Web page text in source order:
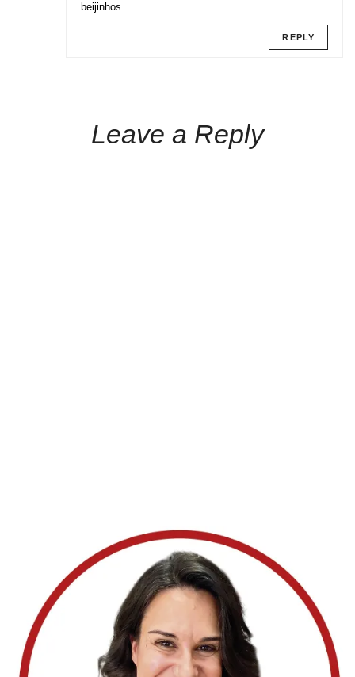
beijinhos
REPLY
Leave a Reply